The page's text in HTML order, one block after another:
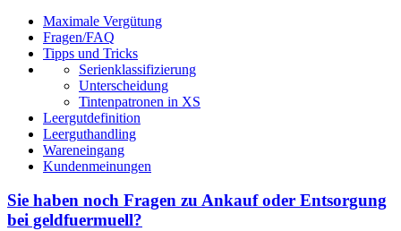
Maximale Vergütung
Fragen/FAQ
Tipps und Tricks
Serienklassifizierung
Unterscheidung
Tintenpatronen in XS
Leergutdefinition
Leerguthandling
Wareneingang
Kundenmeinungen
Sie haben noch Fragen zu Ankauf oder Entsorgung
bei geldfuermuell?